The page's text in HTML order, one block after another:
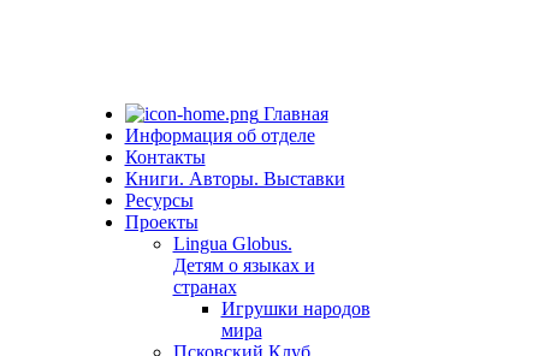
Главная
Информация об отделе
Контакты
Книги. Авторы. Выставки
Ресурсы
Проекты
Lingua Globus.
Детям о языках и
странах
Игрушки народов
мира
Псковский Клуб